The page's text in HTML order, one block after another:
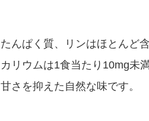
たんぱく質、リンはほとんど
カリウムは1食当たり10mg未満
甘さを抑えた自然な味です。